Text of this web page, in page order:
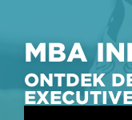
MBA
ONTDEK